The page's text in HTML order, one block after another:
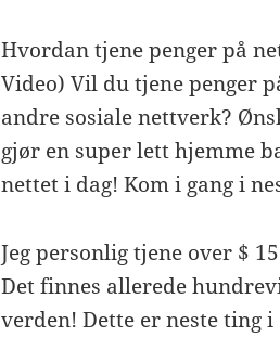
Hvordan tjene penger på
Video) Vil du tjene penger
andre sosiale nettverk?
gjør en super lett hjemme
nettet i dag! Kom i gang i
Jeg personlig tjene over $
Det finnes allerede
verden! Dette er neste ting